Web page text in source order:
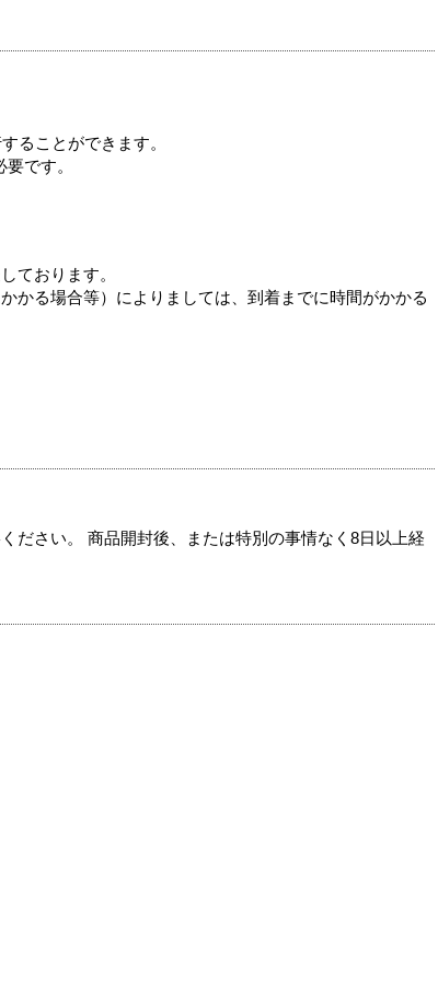
ることができます。
です。
ております。
かる場合等）によりましては、到着までに時間がかかる
ださい。 商品開封後、または特別の事情なく8日以上経